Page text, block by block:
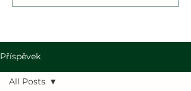
Příspěvek
All Posts